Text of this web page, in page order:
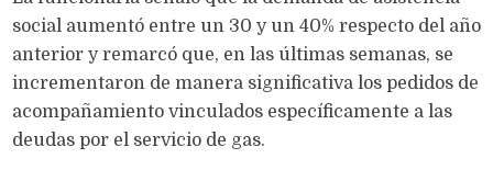
social aumentó entre un 30 y un 40% respecto del año
anterior y remarcó que, en las últimas semanas, se
incrementaron de manera significativa los pedidos de
acompañamiento vinculados específicamente a las
deudas por el servicio de gas.